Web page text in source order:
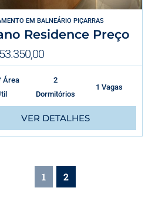
EM BALNEÁRIO PIÇARRAS
Residence Preço
Área
2
Dormitórios
1 Vagas
VER DETALHES
1 2